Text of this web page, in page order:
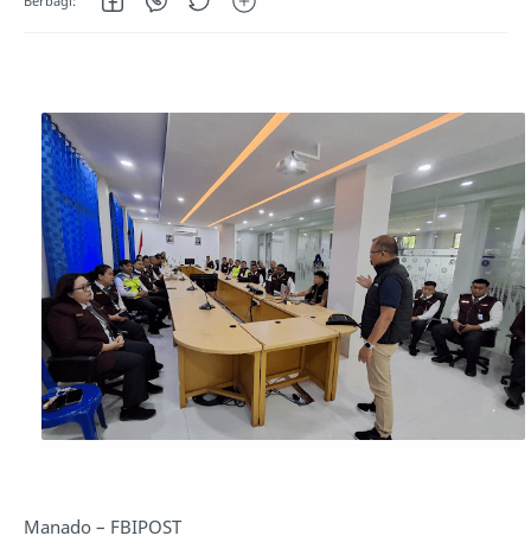
Manado – FBIPOST